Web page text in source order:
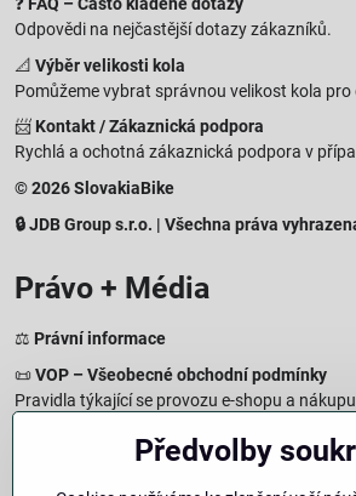
Odpovědi na nejčastější dotazy zákazníků.
📐 Výběr velikosti kola
Pomůžeme vybrat správnou velikost kola pro
📨 Kontakt / Zákaznická podpora
Rychlá a ochotná zákaznická podpora v
© 2026 SlovakiaBike
🔒 JDB Group s.r.o. | Všechna práva
Právo + Média
⚖️ Právní informace
📜VOP – Všeobecné obchodní podmínky
Pravidla týkající se provozu e-shopu a
Zásady zpracování osobních údajů
Jak chráníme a zpracováváme vaše osobní
Předvolby